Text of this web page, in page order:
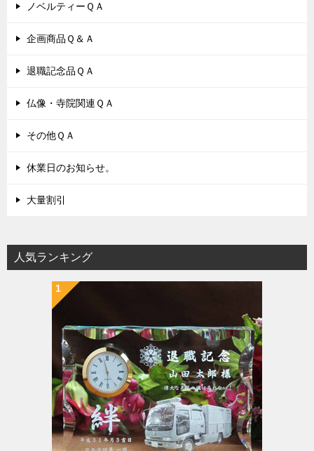
ノベルティーＱＡ
企画商品Ｑ＆Ａ
退職記念品ＱＡ
仏像・寺院関連ＱＡ
その他ＱＡ
休業日のお知らせ。
大量割引
人気ランキング